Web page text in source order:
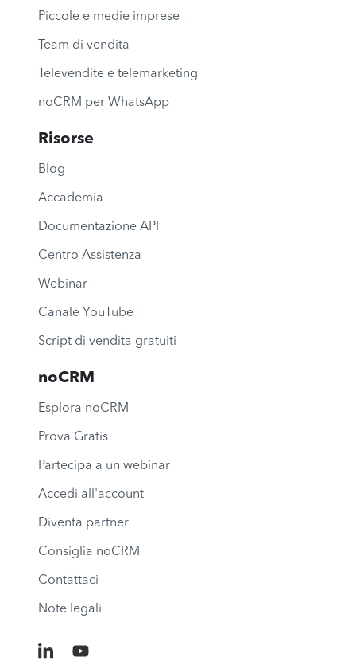
Piccole e medie imprese
Team di vendita
Televendite e telemarketing
noCRM per WhatsApp
Risorse
Blog
Accademia
Documentazione API
Centro Assistenza
Webinar
Canale YouTube
Script di vendita gratuiti
noCRM
Esplora noCRM
Prova Gratis
Partecipa a un webinar
Accedi all'account
Diventa partner
Consiglia noCRM
Contattaci
Note legali